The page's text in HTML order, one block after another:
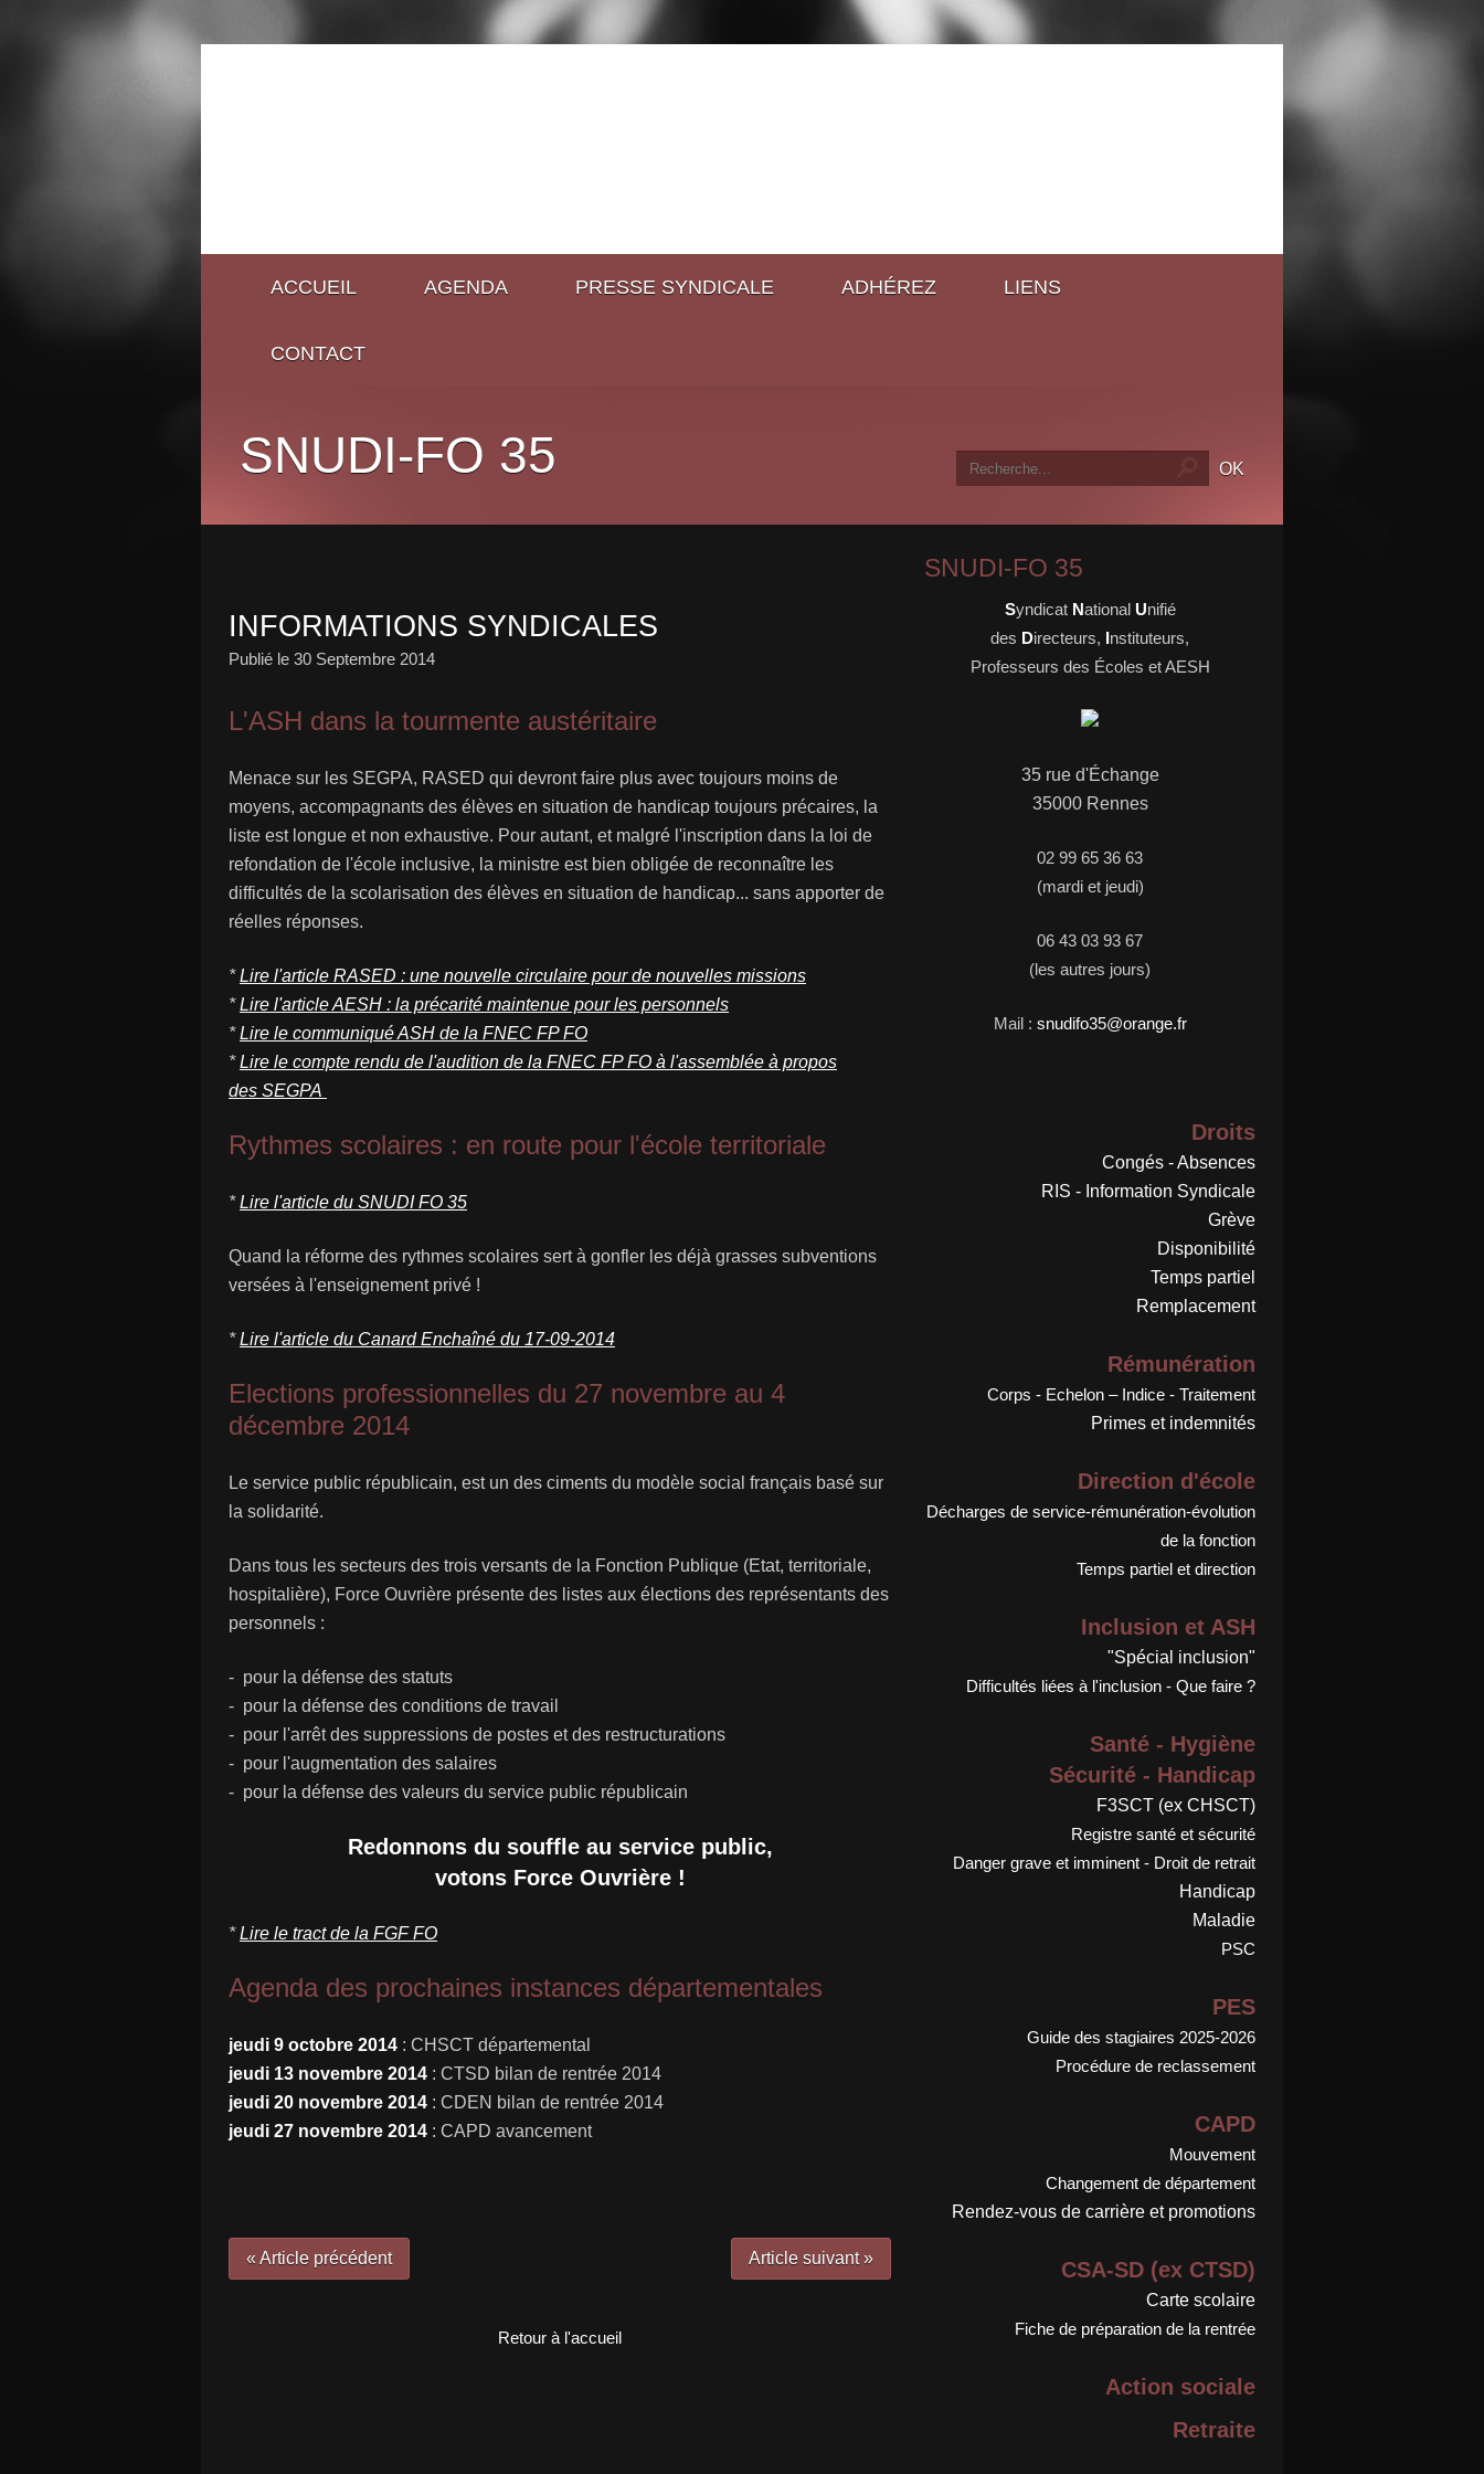
ACCUEIL AGENDA PRESSE SYNDICALE ADHÉREZ LIENS
CONTACT
SNUDI-FO 35
INFORMATIONS SYNDICALES
Publié le 30 Septembre 2014
L'ASH dans la tourmente austéritaire
Menace sur les SEGPA, RASED qui devront faire plus avec toujours moins de
moyens, accompagnants des élèves en situation de handicap toujours précaires, la
liste est longue et non exhaustive. Pour autant, et malgré l'inscription dans la loi de
refondation de l'école inclusive, la ministre est bien obligée de reconnaître les
difficultés de la scolarisation des élèves en situation de handicap... sans apporter de
réelles réponses.
*Lire l'article RASED : une nouvelle circulaire pour de nouvelles missions
*Lire l'article AESH : la précarité maintenue pour les personnels
*Lire le communiqué ASH de la FNEC FP FO
*Lire le compte rendu de l'audition de la FNEC FP FO à l'assemblée à propos
des SEGPA
Rythmes scolaires : en route pour l'école territoriale
*Lire l'article du SNUDI FO 35
Quand la réforme des rythmes scolaires sert à gonfler les déjà grasses subventions
versées à l'enseignement privé !
*Lire l'article du Canard Enchaîné du 17-09-2014
Elections professionnelles du 27 novembre au 4
décembre 2014
Le service public républicain, est un des ciments du modèle social français basé sur
la solidarité.
Dans tous les secteurs des trois versants de la Fonction Publique (Etat, territoriale,
hospitalière), Force Ouvrière présente des listes aux élections des représentants des
personnels :
- pour la défense des statuts
- pour la défense des conditions de travail
- pour l'arrêt des suppressions de postes et des restructurations
- pour l'augmentation des salaires
- pour la défense des valeurs du service public républicain
Redonnons du souffle au service public,
votons Force Ouvrière !
*Lire le tract de la FGF FO
Agenda des prochaines instances départementales
jeudi 9 octobre 2014 : CHSCT départemental
jeudi 13 novembre 2014 : CTSD bilan de rentrée 2014
jeudi 20 novembre 2014 : CDEN bilan de rentrée 2014
jeudi 27 novembre 2014 : CAPD avancement
« Article précédent Article suivant »
Retour à l'accueil
SNUDI-FO 35
Syndicat National Unifié
des Directeurs, Instituteurs,
Professeurs des Écoles et AESH
35 rue d'Échange
35000 Rennes
02 99 65 36 63
(mardi et jeudi)
06 43 03 93 67
(les autres jours)
Mail : snudifo35@orange.fr
Droits
Congés - Absences
RIS - Information Syndicale
Grève
Disponibilité
Temps partiel
Remplacement
Rémunération
Corps - Echelon – Indice - Traitement
Primes et indemnités
Direction d'école
Décharges de service-rémunération-évolution
de la fonction
Temps partiel et direction
Inclusion et ASH
"Spécial inclusion"
Difficultés liées à l'inclusion - Que faire ?
Santé - Hygiène
Sécurité - Handicap
F3SCT (ex CHSCT)
Registre santé et sécurité
Danger grave et imminent - Droit de retrait
Handicap
Maladie
PSC
PES
Guide des stagiaires 2025-2026
Procédure de reclassement
CAPD
Mouvement
Changement de département
Rendez-vous de carrière et promotions
CSA-SD (ex CTSD)
Carte scolaire
Fiche de préparation de la rentrée
Action sociale
Retraite